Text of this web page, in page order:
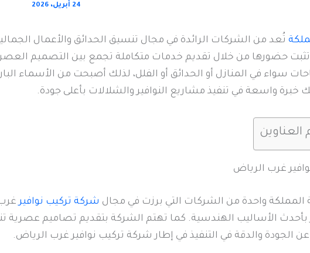
24 أبريل، 2026
تُعد من الشركات الرائدة في مجال تنسيق الحدائق والأعمال
حضورها من خلال تقديم خدمات متكاملة تجمع بين التصميم العصري
سواء في المنازل أو الحدائق أو الفلل، لذلك أصبحت من الأسماء
واسعة في تنفيذ مشاريع النوافير والشلالات بأعلى جودة.
العناوين
غرب الرياض
واحدة من الشركات التي برزت في مجال شركة تركيب نوافير
بأحدث الأساليب الهندسية. كما تهتم الشركة بتقديم تصاميم عصرية
الجودة والدقة في التنفيذ في إطار شركة تركيب نوافير غرب الرياض.